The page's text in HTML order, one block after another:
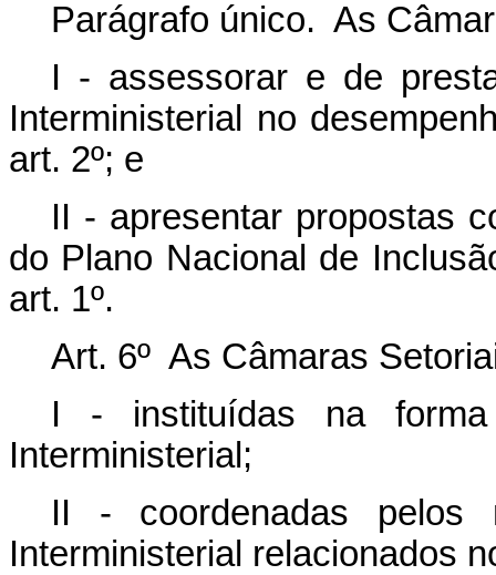
Parágrafo único. As
I - assessorar e de
Interministerial no
art. 2º; e
II - apresentar propostas
do Plano Nacional de
art. 1º.
Art. 6º As Câmaras
I - instituídas na
Interministerial;
II - coordenadas pelos
Interministerial relacionados